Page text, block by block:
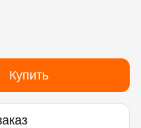
Купить